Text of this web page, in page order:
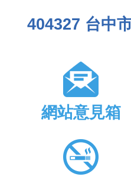
404327 台中
網站意見箱